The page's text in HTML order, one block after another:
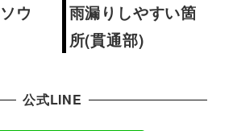
ウ
雨漏りしやすい箇
所(貫通部)
公式LINE